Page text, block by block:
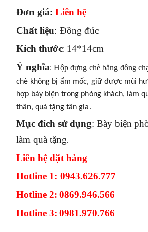
Đơn giá: Liên hệ
Chất liệu: Đồng đúc
Kích thước: 14*14cm
Ý nghĩa: Hộp đựng chè bằng đồng
chè không bị ẩm mốc, giữ được mùi
hợp bày biện trong phòng khách, làm
thân, quà tặng tân gia.
Mục đích sử dụng: Bày biện
làm quà tặng.
Liên hệ đặt hàng
Hotline 1: 0943.626.777
Hotline 2:0869.946.566
Hotline 3:0981.970.766